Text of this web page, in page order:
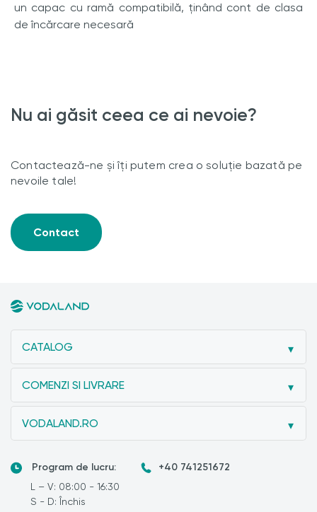
un capac cu ramă compatibilă, ținând cont de clasa
de încărcare necesară
Nu ai găsit ceea ce ai nevoie?
Contactează-ne și îți putem crea o soluție bazată pe
nevoile tale!
Contact
CATALOG
COMENZI SI LIVRARE
VODALAND.RO
Program de lucru:
L – V: 08:00 - 16:30
S - D: Închis
+40 741251672